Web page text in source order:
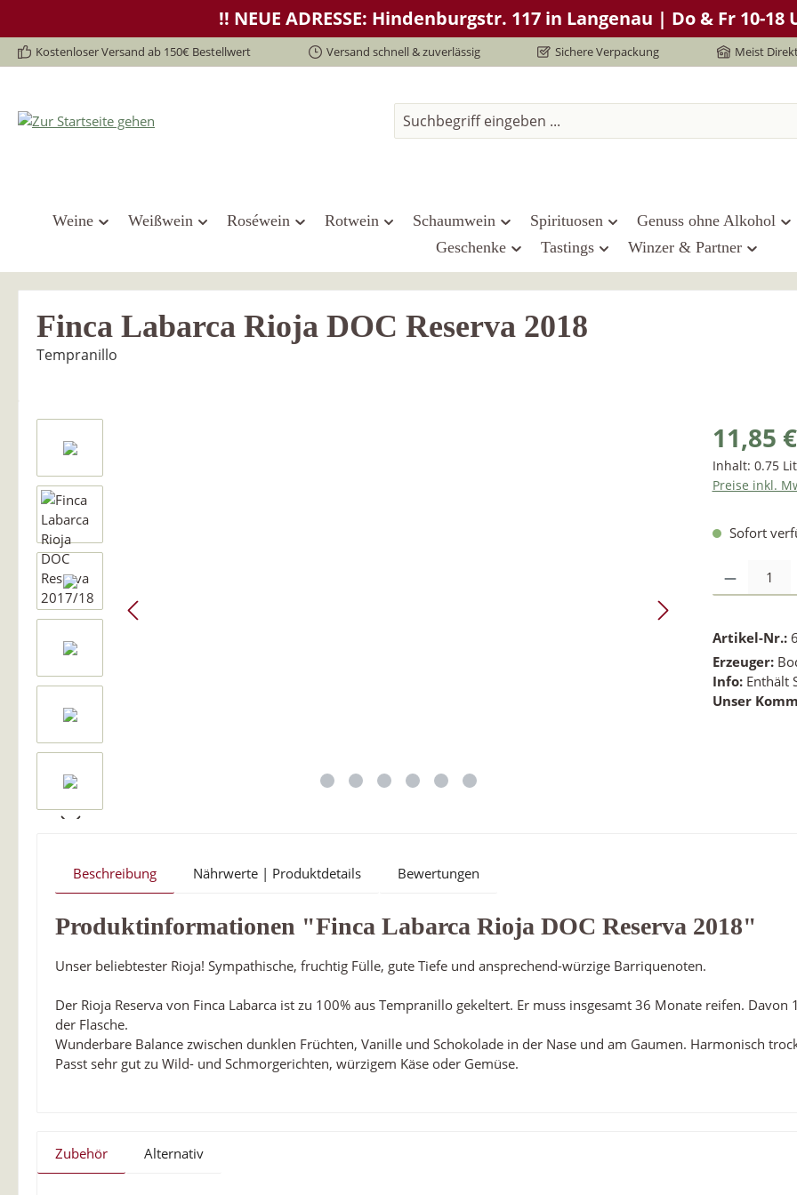
Zur Hauptnavigation springen!! NEUE ADRESSE: Hindenburgstr. 117 in Langenau | Do & Fr 10-18
Kostenloser Versand ab 150€ Bestellwert Versand schnell & zuverlässig Sichere Verpackung Meist
Weine Weißwein Roséwein Rotwein Schaumwein Spirituosen
Genuss ohne Alkohol
Geschenke
Tastings Winzer & Partner
Finca Labarca Rioja DOC Reserva 2018
Tempranillo
11,85 €
Inhalt: 0.75
Preise inkl.
Sofort
Artikel-Nr.:
Erzeuger:
Info: Enthält
Unser
Beschreibung Nährwerte | Produktdetails Bewertungen
Produktinformationen "Finca Labarca Rioja DOC Reserva 2018"
Unser beliebtester Rioja! Sympathische, fruchtig Fülle, gute Tiefe und ansprechend-würzige Barriquenoten.
Der Rioja Reserva von Finca Labarca ist zu 100% aus Tempranillo gekeltert. Er muss insgesamt 36 Monate reifen.
der Flasche.
Wunderbare Balance zwischen dunklen Früchten, Vanille und Schokolade in der Nase und am Gaumen. Harmonisch
Passt sehr gut zu Wild- und Schmorgerichten, würzigem Käse oder Gemüse.
Zubehör Alternativ